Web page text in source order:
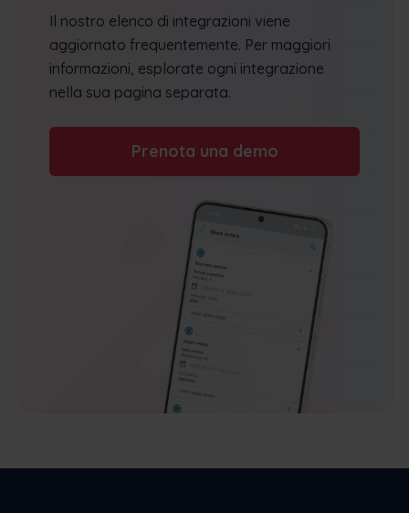
Il nostro elenco di integrazioni viene
aggiornato frequentemente. Per maggiori
informazioni, esplorate ogni integrazione
nella sua pagina separata.
Prenota una demo